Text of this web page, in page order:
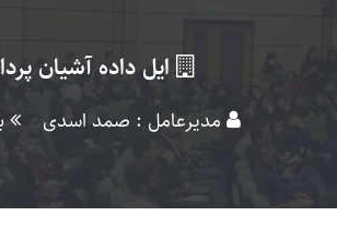
ایل داده آشیان
مدیرعامل : صمد اسدی